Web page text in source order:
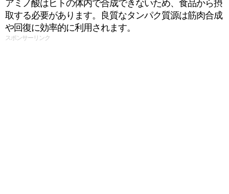
アミノ酸はヒトの体内で合成できないため、食品から摂
取する必要があります。良質なタンパク質源は筋肉合成
や回復に効率的に利用されます。
スポンサーリンク